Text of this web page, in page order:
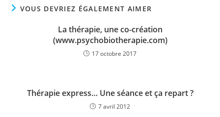
VOUS DEVRIEZ ÉGALEMENT AIMER
La thérapie, une co-création
(www.psychobiotherapie.com)
17 octobre 2017
Thérapie express… Une séance et ça repart ?
7 avril 2012